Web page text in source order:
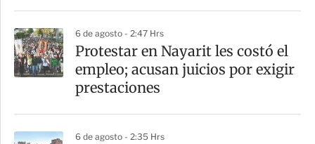
6 de agosto - 2:47 Hrs
Protestar en Nayarit les costó el
empleo; acusan juicios por exigir
prestaciones
6 de agosto - 2:35 Hrs